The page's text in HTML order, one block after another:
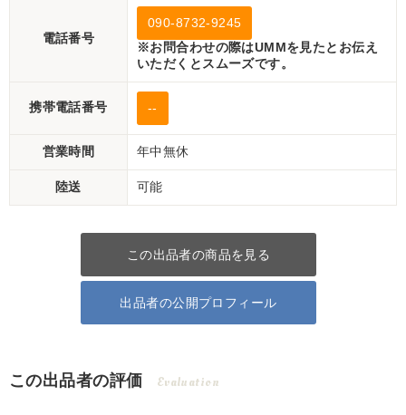
電話番号
090-8732-9245
※お問合わせの際はUMMを見たとお伝え
いただくとスムーズです。
携帯電話番号 --
営業時間 年中無休
陸送 可能
この出品者の商品を見る
出品者の公開プロフィール
この出品者の評価 Evaluation